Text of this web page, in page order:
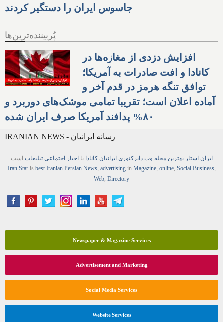
جاسوس ایران را دستگیر کردند
پُربیننده‌ترین‌ها
افزایش دزدی از مغازه‌ها در
کانادا و افت صادرات به آمریکا؛
توافق تنگه هرمز در قدم آخر و
آماده اعلان است؛ تقریبا تمامی موشک‌های دوربرد و
۸۰% پدافند آمریکا صرف ایران شده
IRANIAN NEWS - رسانه ایرانیان
ایران استار بهترین مجله وب دایرکتوری ایرانیان کانادا با اخبار اجتماعی تبلیغات است
Iran Staris best Iranian Persian News, advertisingin Magazine, online, Social Business,
Web, Directory
Newspaper & Magazine Services
Advertisement and Marketing
Social Media Services
Website Services